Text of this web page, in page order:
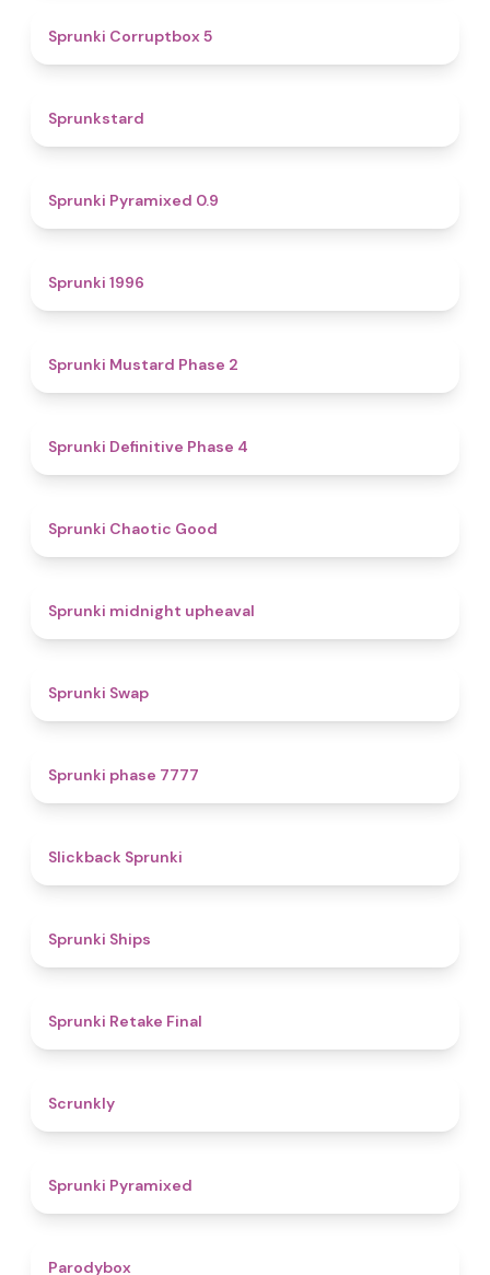
Sprunki Corruptbox 5
Sprunkstard
Sprunki Pyramixed 0.9
Sprunki 1996
Sprunki Mustard Phase 2
Sprunki Definitive Phase 4
Sprunki Chaotic Good
Sprunki midnight upheaval
Sprunki Swap
Sprunki phase 7777
Slickback Sprunki
Sprunki Ships
Sprunki Retake Final
Scrunkly
Sprunki Pyramixed
Parodybox